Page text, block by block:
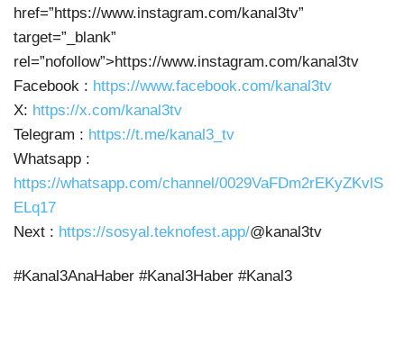
href=”https://www.instagram.com/kanal3tv”
target=”_blank”
rel=”nofollow”>https://www.instagram.com/kanal3tv
Facebook : https://www.facebook.com/kanal3tv
X: https://x.com/kanal3tv
Telegram : https://t.me/kanal3_tv
Whatsapp :
https://whatsapp.com/channel/0029VaFDm2rEKyZKvlS
ELq17
Next : https://sosyal.teknofest.app/@kanal3tv
#Kanal3AnaHaber #Kanal3Haber #Kanal3